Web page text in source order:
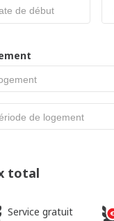
de logement
total
Service gratuit